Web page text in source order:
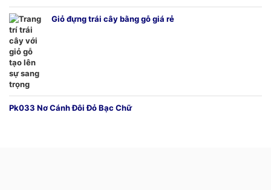
Giỏ đựng trái cây bằng gỗ giá rẻ
Pk033 Nơ Cánh Đôi Đỏ Bạc Chữ